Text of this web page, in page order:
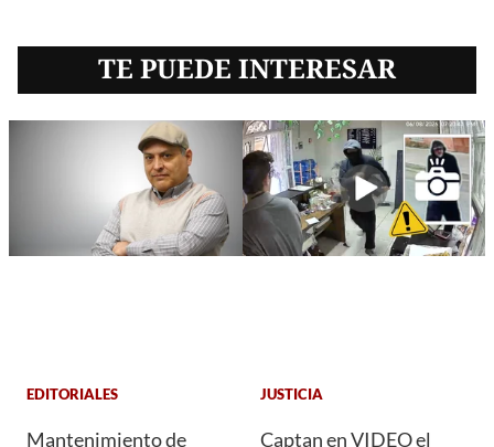
TE PUEDE INTERESAR
EDITORIALES
Mantenimiento de
JUSTICIA
Captan en VIDEO el